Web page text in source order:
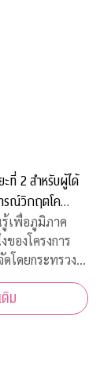
ะที่ 2 สำหรับผู้ได้
รณ์วิกฤตโค
รู้เพื่อภูมิภาค
องโครงการ
โดยกระทรวง
สตร์ วิจัยและ
ำหรับผู้ได้รับ
ณ์วิกฤตโควิด-19
ติม